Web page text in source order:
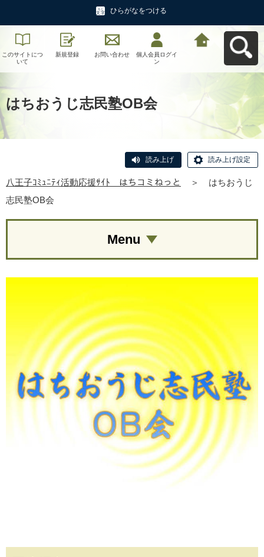
ひらがなをつける
このサイトにつ
いて
新規登録 お問い合わせ
個人会員ログイ
ン
はちおうじ志民塾OB会
読み上げ 読み上げ設定
八王子ｺﾐｭﾆﾃｨ活動応援ｻｲﾄ はちコミねっと ＞
はちおうじ
志民塾OB会
Menu